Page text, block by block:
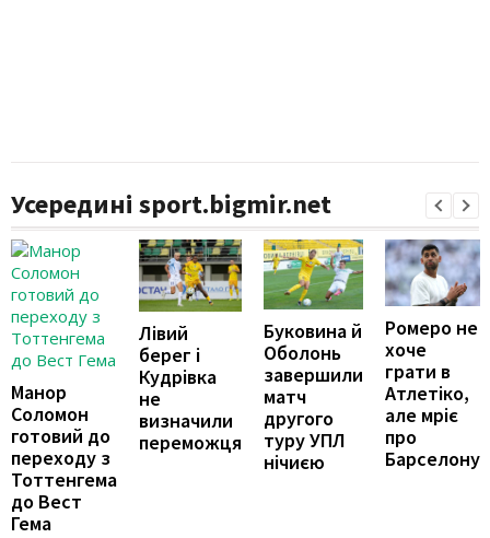
Усередині sport.bigmir.net
Манор
Соломон
готовий до
переходу з
Тоттенгема
до Вест
Гема
Лівий
берег і
Кудрівка
не
визначили
переможця
Буковина й
Оболонь
завершили
матч
другого
туру УПЛ
нічиєю
Ромеро не
хоче
грати в
Атлетіко,
але мріє
про
Барселону